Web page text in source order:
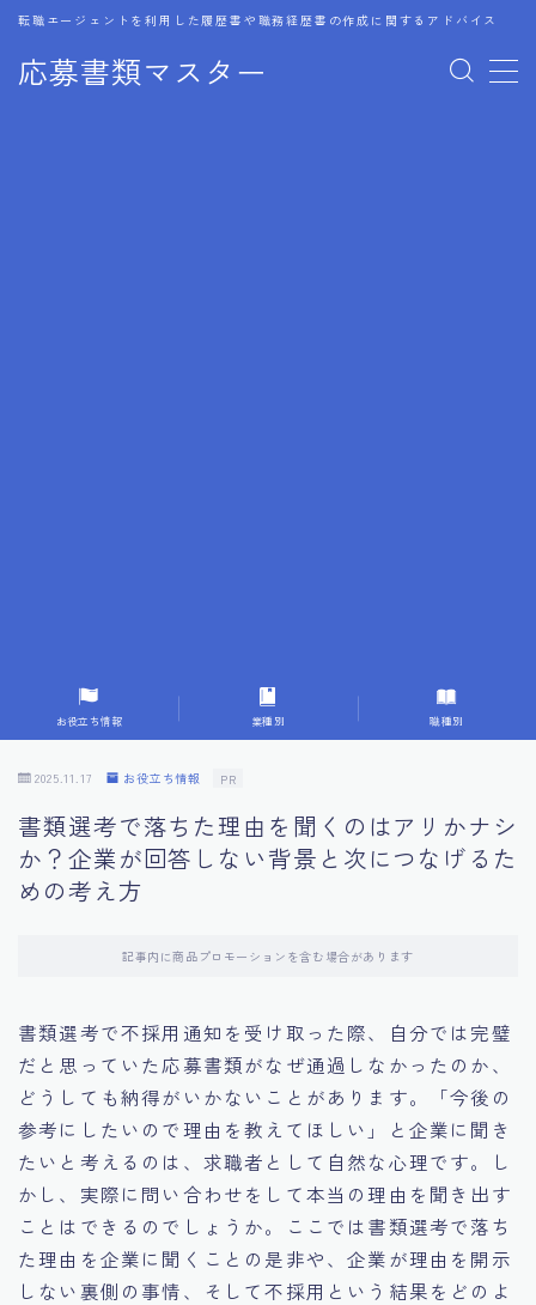
応募書類マスター
転職エージェントを利用した履歴書や職務経歴書の作成に関するアドバイス
MENU
9.転職成功者の事例分析とアドバイス
10.面接官に好印象を与える方法
11.キャリアアップを目指す人の応募書類
12.エージェントから有益情報を得るコツ
14.デジタル化やAIの進化がもたらす影響
お役立ち情報 業種別 職種別
2025.11.17 お役立ち情報 PR
書類選考で落ちた理由を聞くのはアリかナシ
か？企業が回答しない背景と次につなげるた
めの考え方
記事内に商品プロモーションを含む場合があります
書類選考で不採用通知を受け取った際、自分では完璧
だと思っていた応募書類がなぜ通過しなかったのか、
どうしても納得がいかないことがあります。「今後の
参考にしたいので理由を教えてほしい」と企業に聞き
たいと考えるのは、求職者として自然な心理です。し
かし、実際に問い合わせをして本当の理由を聞き出す
ことはできるのでしょうか。ここでは書類選考で落ち
た理由を企業に聞くことの是非や、企業が理由を開示
しない裏側の事情、そして不採用という結果をどのよ